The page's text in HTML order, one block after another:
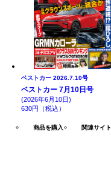
ベストカー 2026.7.10号
ベストカー 7月10日号
(2026年6月10日)
630円（税込）
商品を購入 関連サイト